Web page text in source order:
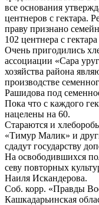
все основания
центнеров с гектара.
праву признано
102 центнера с
Очень пригодились
ассоциации «Сара
хозяйства района
производстве
Рашидова под
Пока что с каждого
нацелены на 60.
Стараются и
«Тимур Малик» и
сдадут государству
На освободившихся
севу повторных
Наиля Искандерова.
Соб. корр. «Правды
Кашкадарьинская